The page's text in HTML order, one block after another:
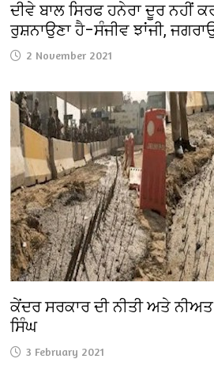
ਦੀਵੇ ਬਾਲ ਸਿਰਫ ਹਨੇਰਾ ਦੂਰ ਨਹੀਂ
ਰੁਸ਼ਨਾਉਣਾ ਹੈ–ਸੰਜੀਵ ਝਾਂਜੀ,
2 November 2021
ਕੇਂਦਰ ਸਰਕਾਰ ਦੀ ਨੀਤੀ ਅਤੇ
ਸਿੰਘ
3 February 2021